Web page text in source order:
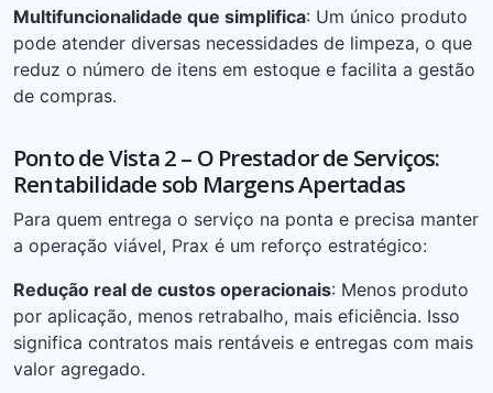
Multifuncionalidade que simplifica: Um único produto
pode atender diversas necessidades de limpeza, o que
reduz o número de itens em estoque e facilita a gestão
de compras.
Ponto de Vista 2 – O Prestador de Serviços:
Rentabilidade sob Margens Apertadas
Para quem entrega o serviço na ponta e precisa manter
a operação viável, Prax é um reforço estratégico:
Redução real de custos operacionais: Menos produto
por aplicação, menos retrabalho, mais eficiência. Isso
significa contratos mais rentáveis e entregas com mais
valor agregado.